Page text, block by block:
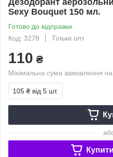
Sexy Bouquet 150 мл.
Готово до відправки
Код: 3278
Тільки опт
110 ₴
Мінімальна сума замовлення
105 ₴ від 5 шт.